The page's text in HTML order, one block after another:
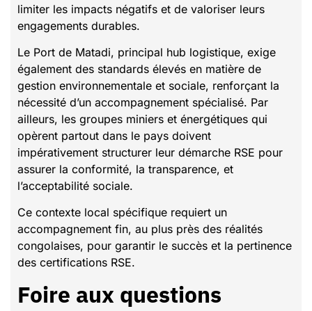
limiter les impacts négatifs et de valoriser leurs
engagements durables.
Le Port de Matadi, principal hub logistique, exige
également des standards élevés en matière de
gestion environnementale et sociale, renforçant la
nécessité d’un accompagnement spécialisé. Par
ailleurs, les groupes miniers et énergétiques qui
opèrent partout dans le pays doivent
impérativement structurer leur démarche RSE pour
assurer la conformité, la transparence, et
l’acceptabilité sociale.
Ce contexte local spécifique requiert un
accompagnement fin, au plus près des réalités
congolaises, pour garantir le succès et la pertinence
des certifications RSE.
Foire aux questions